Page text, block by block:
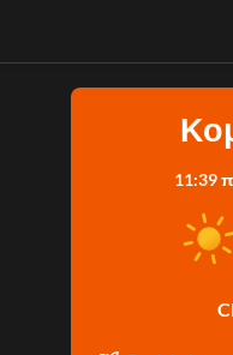
11:39